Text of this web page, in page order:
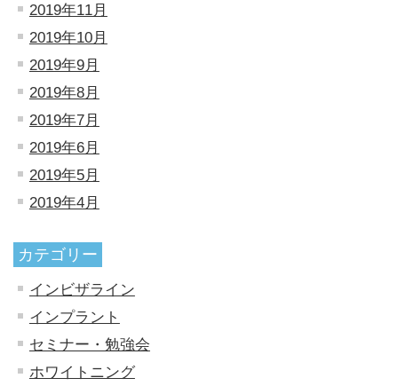
2019年11月
2019年10月
2019年9月
2019年8月
2019年7月
2019年6月
2019年5月
2019年4月
カテゴリー
インビザライン
インプラント
セミナー・勉強会
ホワイトニング